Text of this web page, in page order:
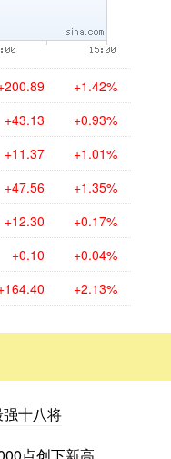
+1.42%
+43.13 +0.93%
+11.37 +1.01%
+47.56 +1.35%
+12.30 +0.17%
+0.10 +0.04%
+2.13%
十八将
点创下新高